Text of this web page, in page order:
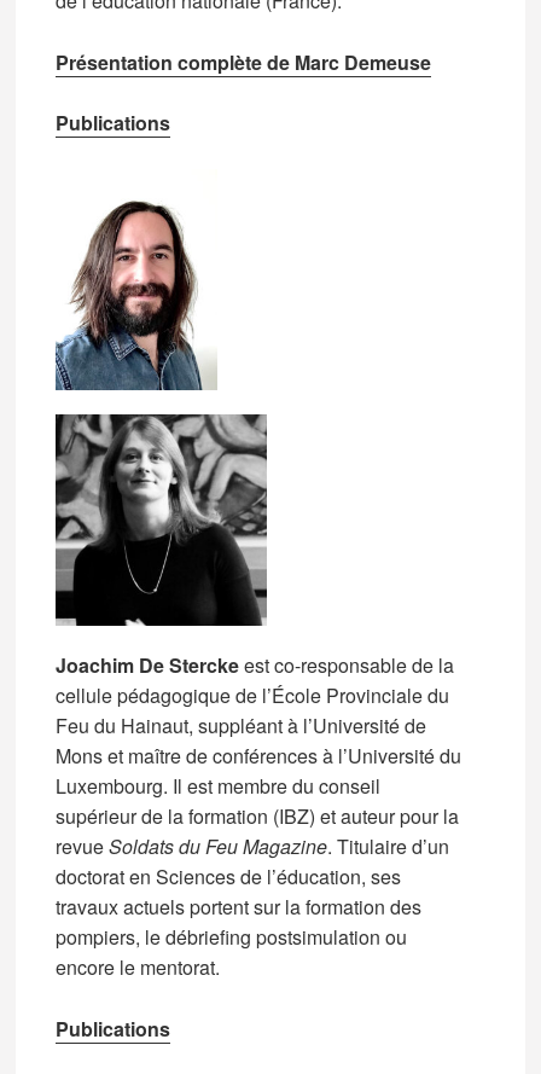
Présentation complète de Marc Demeuse
Publications
Joachim De Sterckeest co-responsable de la
cellule pédagogique de l’École Provinciale du
Feu du Hainaut, suppléant à l’Université de
Mons et maître de conférences à l’Université du
Luxembourg. Il est membre du conseil
supérieur de la formation (IBZ) et auteur pour la
revueSoldats du Feu Magazine. Titulaire d’un
doctorat en Sciences de l’éducation, ses
travaux actuels portent sur la formation des
pompiers, le débriefing postsimulation ou
encore le mentorat.
Publications